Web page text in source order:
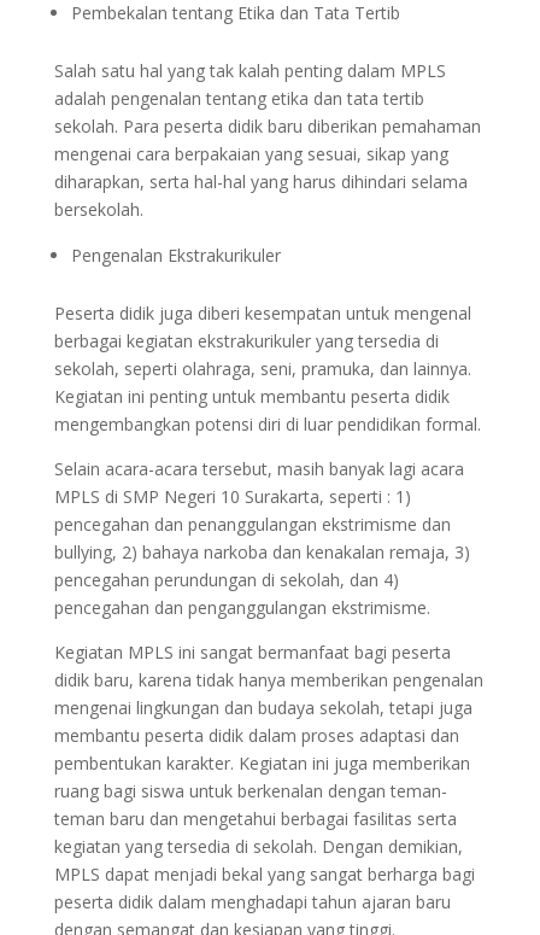
Pembekalan tentang Etika dan Tata Tertib
Salah satu hal yang tak kalah penting dalam MPLS
adalah pengenalan tentang etika dan tata tertib
sekolah. Para peserta didik baru diberikan pemahaman
mengenai cara berpakaian yang sesuai, sikap yang
diharapkan, serta hal-hal yang harus dihindari selama
bersekolah.
Pengenalan Ekstrakurikuler
Peserta didik juga diberi kesempatan untuk mengenal
berbagai kegiatan ekstrakurikuler yang tersedia di
sekolah, seperti olahraga, seni, pramuka, dan lainnya.
Kegiatan ini penting untuk membantu peserta didik
mengembangkan potensi diri di luar pendidikan formal.
Selain acara-acara tersebut, masih banyak lagi acara
MPLS di SMP Negeri 10 Surakarta, seperti : 1)
pencegahan dan penanggulangan ekstrimisme dan
bullying, 2) bahaya narkoba dan kenakalan remaja, 3)
pencegahan perundungan di sekolah, dan 4)
pencegahan dan penganggulangan ekstrimisme.
Kegiatan MPLS ini sangat bermanfaat bagi peserta
didik baru, karena tidak hanya memberikan pengenalan
mengenai lingkungan dan budaya sekolah, tetapi juga
membantu peserta didik dalam proses adaptasi dan
pembentukan karakter. Kegiatan ini juga memberikan
ruang bagi siswa untuk berkenalan dengan teman-
teman baru dan mengetahui berbagai fasilitas serta
kegiatan yang tersedia di sekolah. Dengan demikian,
MPLS dapat menjadi bekal yang sangat berharga bagi
peserta didik dalam menghadapi tahun ajaran baru
dengan semangat dan kesiapan yang tinggi.